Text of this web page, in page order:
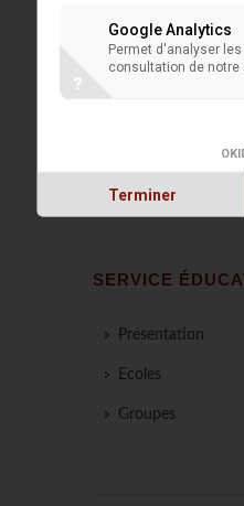
éducatif de Rouge-
SERVICE
Présentation
Ecoles
Groupes
Google Analytics
Permet d'analyser
consultation de notre
?
Terminer